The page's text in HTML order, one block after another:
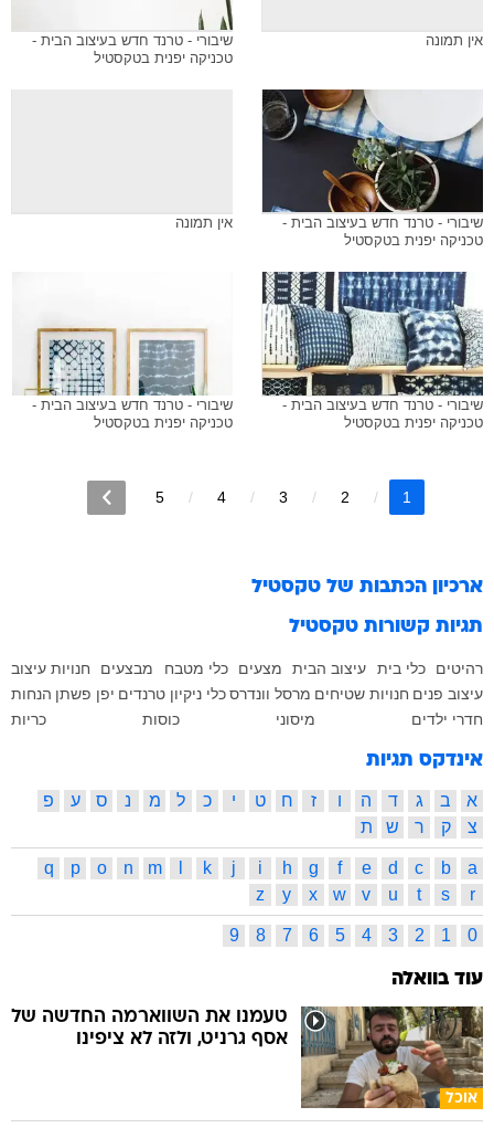
אין תמונה
שיבורי - טרנד חדש בעיצוב הבית -
טכניקה יפנית בטקסטיל
שיבורי - טרנד חדש בעיצוב הבית -
טכניקה יפנית בטקסטיל
אין תמונה
שיבורי - טרנד חדש בעיצוב הבית -
טכניקה יפנית בטקסטיל
שיבורי - טרנד חדש בעיצוב הבית -
טכניקה יפנית בטקסטיל
1
2
3
4
5
ארכיון הכתבות של טקסטיל
תגיות קשורות טקסטיל
רהיטים כלי בית עיצוב הבית מצעים כלי מטבח מבצעים
חנויות עיצוב
עיצוב פנים חנויות שטיחים מרסל וונדרס כלי ניקיון טרנדים יפן פשתן הנחות
חדרי ילדים
מיסוני כוסות כריות
אינדקס תגיות
א ב ג ד ה ו ז ח ט י כ ל מ נ ס ע
פ
צ
ק ר ש ת
a
b
c
d
e
f
g
h
i
j
k
m
n
o
p
q
r
s
t
u
v
w
x
y
z
0
1
2
3
4
5
6
7
8
9
עוד בוואלה
אוכל
טעמנו את השווארמה החדשה של
אסף גרניט, ולזה לא ציפינו